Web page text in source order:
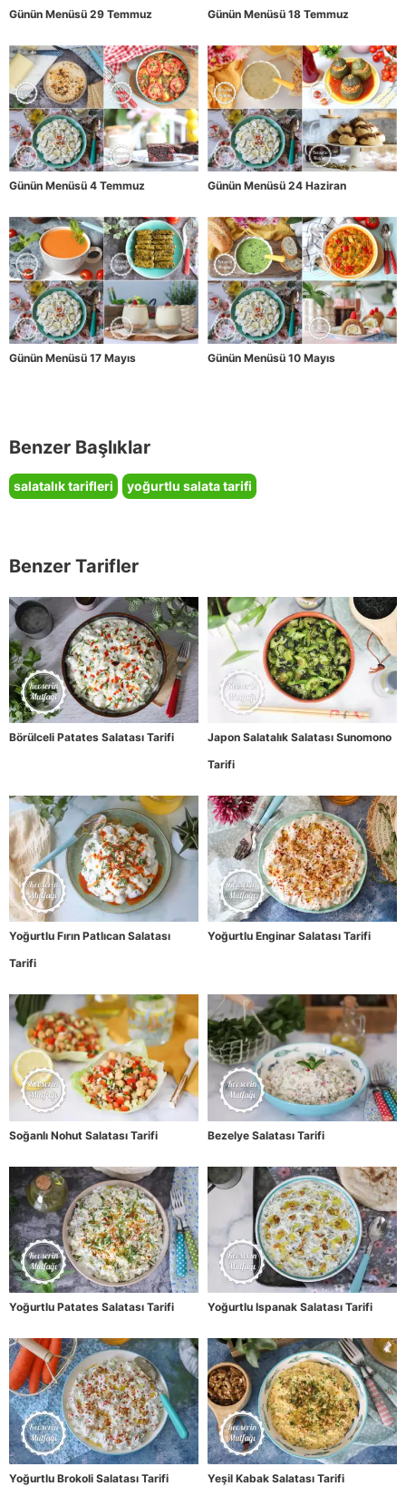
Günün Menüsü 29 Temmuz Günün Menüsü 18 Temmuz
Günün Menüsü 4 Temmuz Günün Menüsü 24 Haziran
Günün Menüsü 17 Mayıs Günün Menüsü 10 Mayıs
Benzer Başlıklar
salatalık tarifleri yoğurtlu salata tarifi
Benzer Tarifler
Börülceli Patates Salatası Tarifi
Japon Salatalık Salatası Sunomono
Tarifi
Yoğurtlu Fırın Patlıcan Salatası
Tarifi
Yoğurtlu Enginar Salatası Tarifi
Soğanlı Nohut Salatası Tarifi Bezelye Salatası Tarifi
Yoğurtlu Patates Salatası Tarifi Yoğurtlu Ispanak Salatası Tarifi
Yoğurtlu Brokoli Salatası Tarifi Yeşil Kabak Salatası Tarifi